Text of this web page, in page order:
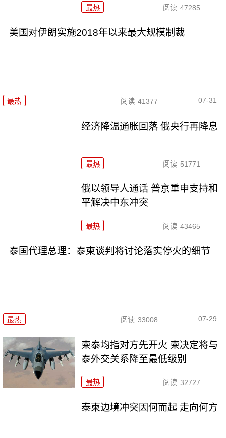
最热 阅读 47285
美国对伊朗实施2018年以来最大规模制裁
最热 阅读 41377 07-31
经济降温通胀回落 俄央行再降息
最热 阅读 51771
俄以领导人通话 普京重申支持和
平解决中东冲突
最热 阅读 43465
泰国代理总理：泰柬谈判将讨论落实停火的细节
最热 阅读 33008 07-29
柬泰均指对方先开火 柬决定将与
泰外交关系降至最低级别
最热 阅读 32727
泰柬边境冲突因何而起 走向何方